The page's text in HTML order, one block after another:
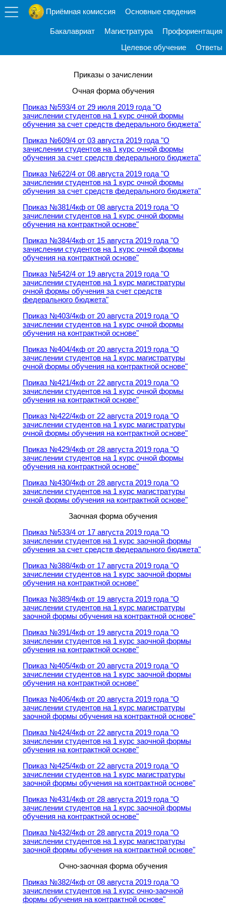
Приёмная комиссия Основные сведения
Бакалавриат Магистратура
Профориентация
Целевое обучение
Ответы
Приказы о зачислении
Очная форма обучения
Приказ №593/4 от 29 июля 2019 года "О
зачислении студентов на 1 курс очной формы
обучения за счет средств федерального бюджета"
Приказ №609/4 от 03 августа 2019 года "О
зачислении студентов на 1 курс очной формы
обучения за счет средств федерального бюджета"
Приказ №622/4 от 08 августа 2019 года "О
зачислении студентов на 1 курс очной формы
обучения за счет средств федерального бюджета"
Приказ №381/4кф от 08 августа 2019 года "О
зачислении студентов на 1 курс очной формы
обучения на контрактной основе"
Приказ №384/4кф от 15 августа 2019 года "О
зачислении студентов на 1 курс очной формы
обучения на контрактной основе"
Приказ №542/4 от 19 августа 2019 года "О
зачислении студентов на 1 курс магистратуры
очной формы обучения за счет средств
федерального бюджета"
Приказ №403/4кф от 20 августа 2019 года "О
зачислении студентов на 1 курс очной формы
обучения на контрактной основе"
Приказ №404/4кф от 20 августа 2019 года "О
зачислении студентов на 1 курс магистратуры
очной формы обучения на контрактной основе"
Приказ №421/4кф от 22 августа 2019 года "О
зачислении студентов на 1 курс очной формы
обучения на контрактной основе"
Приказ №422/4кф от 22 августа 2019 года "О
зачислении студентов на 1 курс магистратуры
очной формы обучения на контрактной основе"
Приказ №429/4кф от 28 августа 2019 года "О
зачислении студентов на 1 курс очной формы
обучения на контрактной основе"
Приказ №430/4кф от 28 августа 2019 года "О
зачислении студентов на 1 курс магистратуры
очной формы обучения на контрактной основе"
Заочная форма обучения
Приказ №533/4 от 17 августа 2019 года "О
зачислении студентов на 1 курс заочной формы
обучения за счет средств федерального бюджета"
Приказ №388/4кф от 17 августа 2019 года "О
зачислении студентов на 1 курс заочной формы
обучения на контрактной основе"
Приказ №389/4кф от 19 августа 2019 года "О
зачислении студентов на 1 курс магистратуры
заочной формы обучения на контрактной основе"
Приказ №391/4кф от 19 августа 2019 года "О
зачислении студентов на 1 курс заочной формы
обучения на контрактной основе"
Приказ №405/4кф от 20 августа 2019 года "О
зачислении студентов на 1 курс заочной формы
обучения на контрактной основе"
Приказ №406/4кф от 20 августа 2019 года "О
зачислении студентов на 1 курс магистратуры
заочной формы обучения на контрактной основе"
Приказ №424/4кф от 22 августа 2019 года "О
зачислении студентов на 1 курс заочной формы
обучения на контрактной основе"
Приказ №425/4кф от 22 августа 2019 года "О
зачислении студентов на 1 курс магистратуры
заочной формы обучения на контрактной основе"
Приказ №431/4кф от 28 августа 2019 года "О
зачислении студентов на 1 курс заочной формы
обучения на контрактной основе"
Приказ №432/4кф от 28 августа 2019 года "О
зачислении студентов на 1 курс магистратуры
заочной формы обучения на контрактной основе"
Очно-заочная форма обучения
Приказ №382/4кф от 08 августа 2019 года "О
зачислении студентов на 1 курс очно-заочной
формы обучения на контрактной основе"